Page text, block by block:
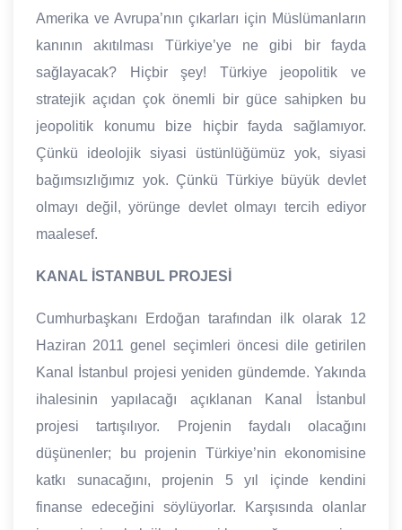
Amerika ve Avrupa’nın çıkarları için Müslümanların
kanının akıtılması Türkiye’ye ne gibi bir fayda
sağlayacak? Hiçbir şey! Türkiye jeopolitik ve
stratejik açıdan çok önemli bir güce sahipken bu
jeopolitik konumu bize hiçbir fayda sağlamıyor.
Çünkü ideolojik siyasi üstünlüğümüz yok, siyasi
bağımsızlığımız yok. Çünkü Türkiye büyük devlet
olmayı değil, yörünge devlet olmayı tercih ediyor
maalesef.
KANAL İSTANBUL PROJESİ
Cumhurbaşkanı Erdoğan tarafından ilk olarak 12
Haziran 2011 genel seçimleri öncesi dile getirilen
Kanal İstanbul projesi yeniden gündemde. Yakında
ihalesinin yapılacağı açıklanan Kanal İstanbul
projesi tartışılıyor. Projenin faydalı olacağını
düşünenler; bu projenin Türkiye’nin ekonomisine
katkı sunacağını, projenin 5 yıl içinde kendini
finanse edeceğini söylüyorlar. Karşısında olanlar